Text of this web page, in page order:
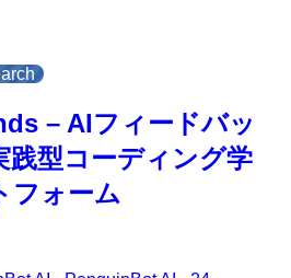
– AIフィードバッ
践型コーディング学
フォーム